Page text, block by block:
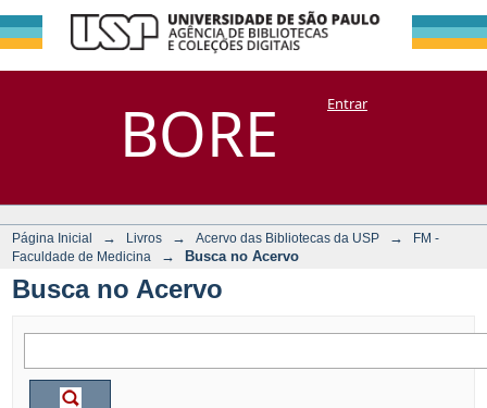
BORE
Busca no Acervo
DSpace/Manakin + CoriscoEntrar
Página Inicial → Livros → Acervo das Bibliotecas da USP →
FM -
Faculdade de Medicina
→ Busca no Acervo
Busca no Acervo